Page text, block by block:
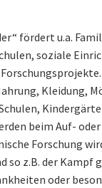
fördert u.a.
soziale
Kleidung,
beim Auf- oder
Forschung
so z.B. der Kampf
oder